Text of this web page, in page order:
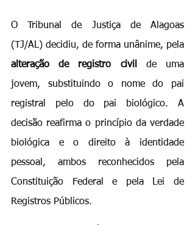
O Tribunal de Justiça de Alagoas
alteração de registro civil
de uma
jovem, substituindo o nome do pai
registral pelo do pai biológico. A
decisão reafirma o princípio da verdade
biológica e o direito à identidade
pessoal, ambos reconhecidos pela
Constituição Federal e pela Lei de
Registros Públicos.